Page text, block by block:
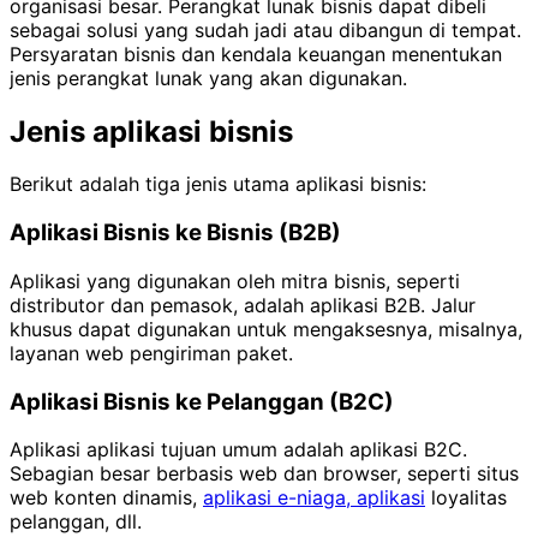
organisasi besar. Perangkat lunak bisnis dapat dibeli
sebagai solusi yang sudah jadi atau dibangun di tempat.
Persyaratan bisnis dan kendala keuangan menentukan
jenis perangkat lunak yang akan digunakan.
Jenis aplikasi bisnis
Berikut adalah tiga jenis utama aplikasi bisnis:
Aplikasi Bisnis ke Bisnis (B2B)
Aplikasi yang digunakan oleh mitra bisnis, seperti
distributor dan pemasok, adalah aplikasi B2B. Jalur
khusus dapat digunakan untuk mengaksesnya, misalnya,
layanan web pengiriman paket.
Aplikasi Bisnis ke Pelanggan (B2C)
Aplikasi aplikasi tujuan umum adalah aplikasi B2C.
Sebagian besar berbasis web dan browser, seperti situs
web konten dinamis, aplikasi e-niaga, aplikasi loyalitas
pelanggan, dll.